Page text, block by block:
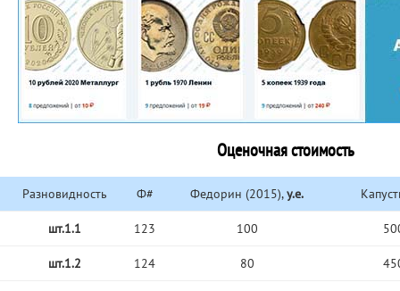
Оценочная стоимость
Разновидность Ф# Федорин (2015),у.е.
шт.1.1 123 100
шт.1.2 124 80